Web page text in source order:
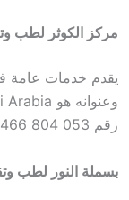
مركز الكوثر لطب
يقدم خدمات عامة
رقم 053 804 4466.
بسملة النور لطب